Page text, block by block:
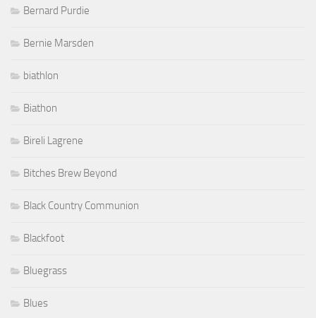
Bernard Purdie
Bernie Marsden
biathlon
Biathon
Bireli Lagrene
Bitches Brew Beyond
Black Country Communion
Blackfoot
Bluegrass
Blues